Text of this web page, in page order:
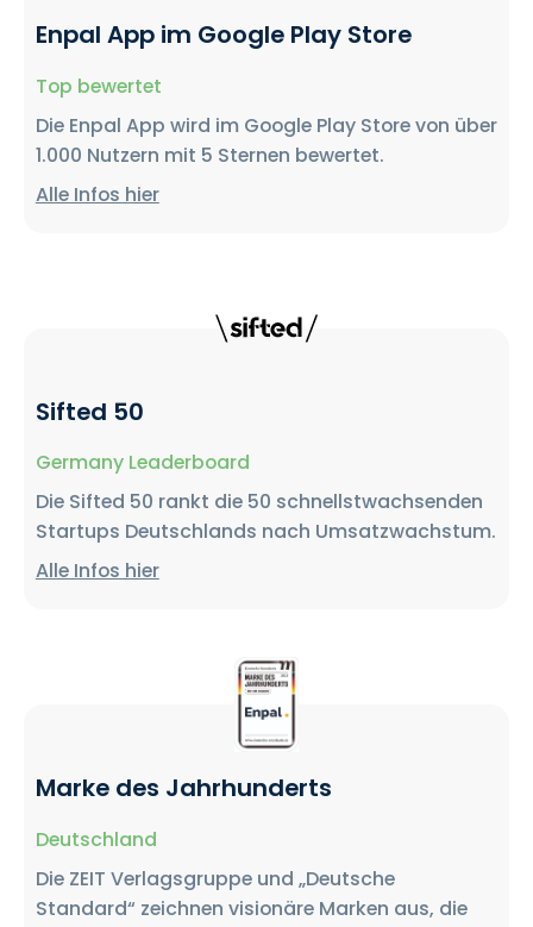
Enpal App im Google Play Store
Top bewertet
Die Enpal App wird im Google Play Store von über
1.000 Nutzern mit 5 Sternen bewertet.
Alle Infos hier
Sifted 50
Germany Leaderboard
Die Sifted 50 rankt die 50 schnellstwachsenden
Startups Deutschlands nach Umsatzwachstum.
Alle Infos hier
Marke des Jahrhunderts
Deutschland
Die ZEIT Verlagsgruppe und „Deutsche
Standard“ zeichnen visionäre Marken aus, die